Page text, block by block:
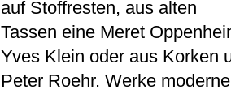
auf Stoffresten, aus alten
Tassen eine Meret
Yves Klein oder aus Korken
Peter Roehr. Werke